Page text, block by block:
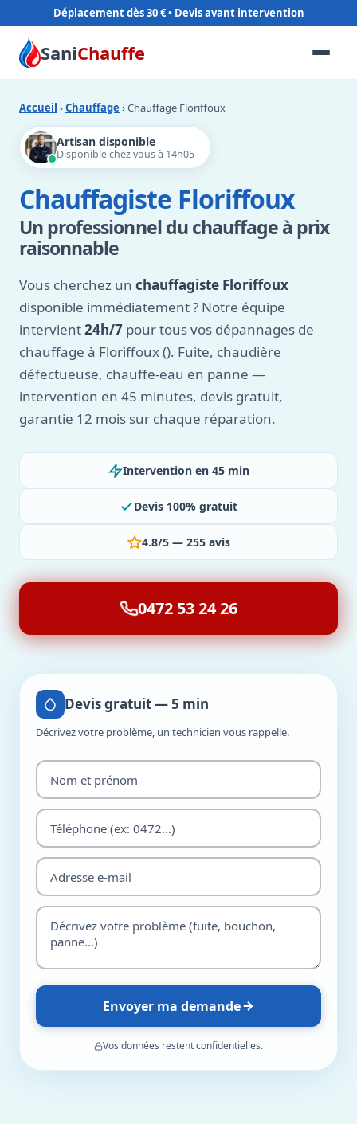
Déplacement dès 30 €
SaniChauffe
Accueil ›Chauffage › Chauffage Floriffoux
Artisan disponible
Disponible chez vous à 14h05
Chauffagiste Floriffoux
Un professionnel du chauffage à prix
raisonnable
Vous cherchez un chauffagiste Floriffoux
disponible immédiatement ? Notre équipe
intervient24h/7 pour tous vos dépannages de
chauffage à Floriffoux (). Fuite, chaudière
défectueuse, chauffe-eau en panne —
intervention en 45 minutes, devis gratuit,
garantie 12 mois sur chaque réparation.
Intervention en 45 min
Devis 100% gratuit
4.8/5 — 255 avis
0472 53 24 26
Devis gratuit — 5 min
Décrivez votre problème, un technicien vous rappelle.
Envoyer ma demande
Vos données restent confidentielles.